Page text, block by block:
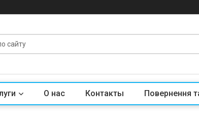
О нас Контакты Повернення